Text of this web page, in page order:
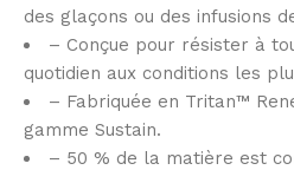
des glaçons ou des infusions
– Conçue pour résister à
quotidien aux conditions les
– Fabriquée en Tritan™
gamme Sustain.
– 50 % de la matière est